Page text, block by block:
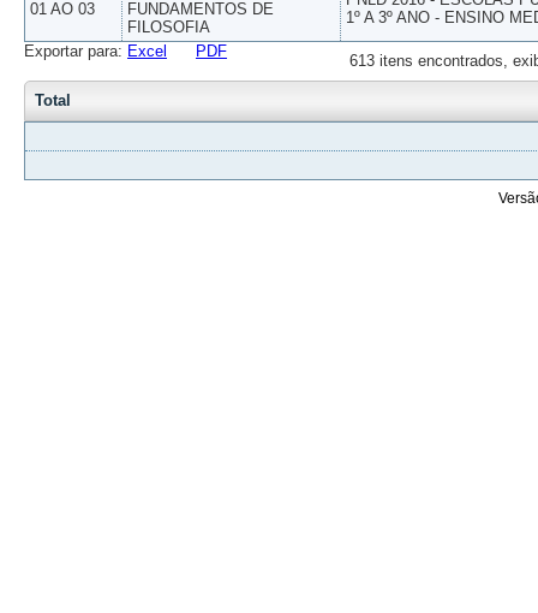
01 AO 03
FUNDAMENTOS DE
FILOSOFIA
1º A 3º ANO - ENSINO
613 itens encontrados,
Exportar para: Excel PDF
Total